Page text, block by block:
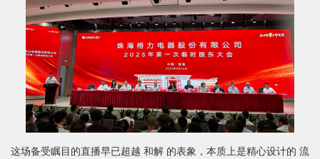
这场备受瞩目的直播早已超越 和解 的表象，本质上是精心设计的 流